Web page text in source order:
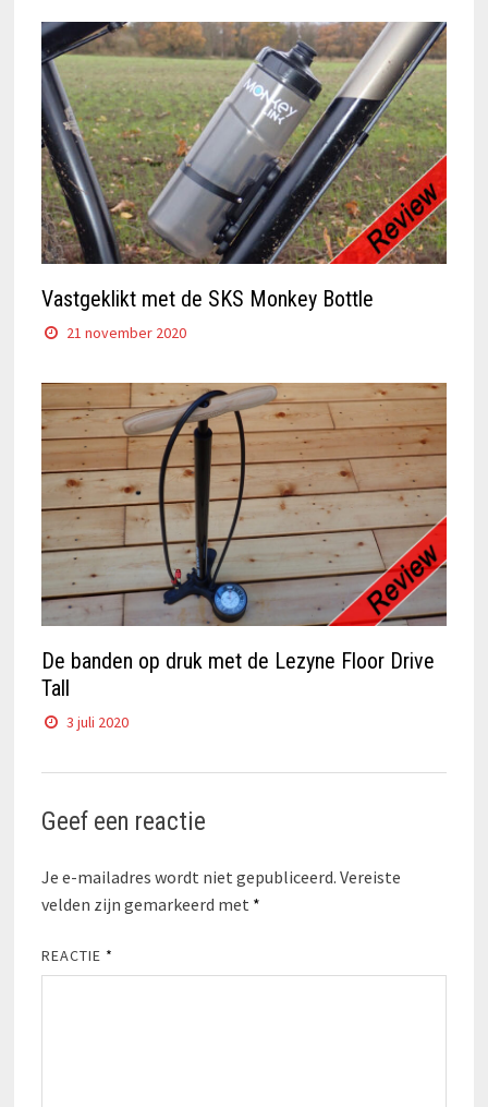
Vastgeklikt met de SKS Monkey Bottle
21 november 2020
De banden op druk met de Lezyne Floor Drive
Tall
3 juli 2020
Geef een reactie
Je e-mailadres wordt niet gepubliceerd. Vereiste
velden zijn gemarkeerd met *
REACTIE *